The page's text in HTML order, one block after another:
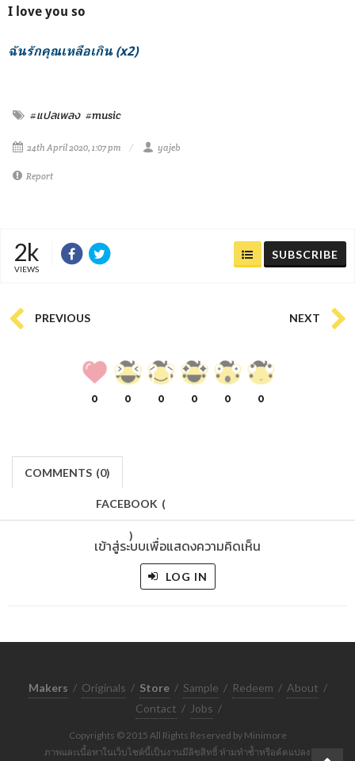
I love you so
ฉันรักคุณเหลือเกิน (x2)
#แปลเพลง #music
24th April 2020, 1:07 pm yajeb
Report
2k
VIEWS
SUBSCRIBE
PREVIOUS NEXT
0 0 0 0 0 0
COMMENTS (0)
FACEBOOK (
)
เข้าสู่ระบบเพื่อแสดงความคิดเห็น
LOG IN
Makers / Originals / Store / Sample / Redeem / About /
Contact / Jobs /
Copyrights © 2015 All Rights Reserved by Minimore
ภาพและเนื้อหาในเว็บไซต์นี้เป็นงานมีลิขสิทธิ์ ห้ามทำซ้ำหรือดัดแปลง